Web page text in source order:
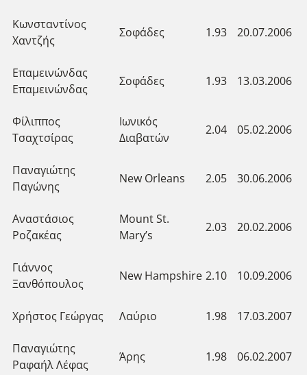
Κωνσταντίνος
Χαντζής
Σοφάδες 1.93 20.07.2006
Επαμεινώνδας
Επαμεινώνδας
Σοφάδες 1.93 13.03.2006
Φίλιππος
Τσαχτσίρας
Ιωνικός
Διαβατών
2.04 05.02.2006
Παναγιώτης
Παγώνης
New Orleans 2.05 30.06.2006
Αναστάσιος
Ροζακέας
Mount St.
Mary’s
2.03 20.02.2006
Γιάννος
Ξανθόπουλος
New Hampshire 2.10 10.09.2006
Χρήστος Γεώργας Λαύριο 1.98 17.03.2007
Παναγιώτης
Ραφαήλ Λέφας
Άρης 1.98 06.02.2007